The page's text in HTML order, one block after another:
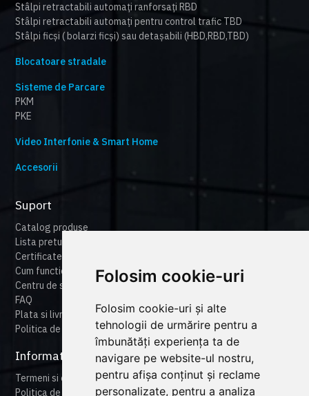
Folosim cookie-uri
Folosim cookie-uri și alte
tehnologii de urmărire pentru a
îmbunătăți experiența ta de
navigare pe website-ul nostru,
pentru afișa conținut și reclame
personalizate, pentru a analiza
Stâlpi retractabili automați ranforsați RBD
Stâlpi retractabili automați pentru control trafic TBD
Stâlpi ficși ( bolarzi ficși) sau detașabili (HBD,RBD,TBD)
Blocatoare stradale
Sisteme de Parcare
PKM
PKE
Video Interfonie & Smart Home
Accesorii
Suport
Catalog produse
Lista preturi
Certificate
Cum functioneaza cameonline
Centru de suport
FAQ
Plata si livrare
Politica de retur
Informatii legale
Termeni si conditii
Politica de confidentialitate